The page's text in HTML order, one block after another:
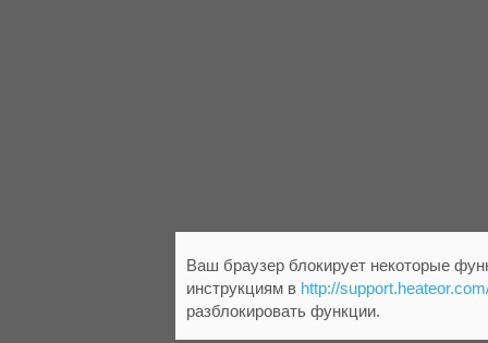
Ваш браузер блокирует некоторые
инструкциям в http://
разблокировать функции.